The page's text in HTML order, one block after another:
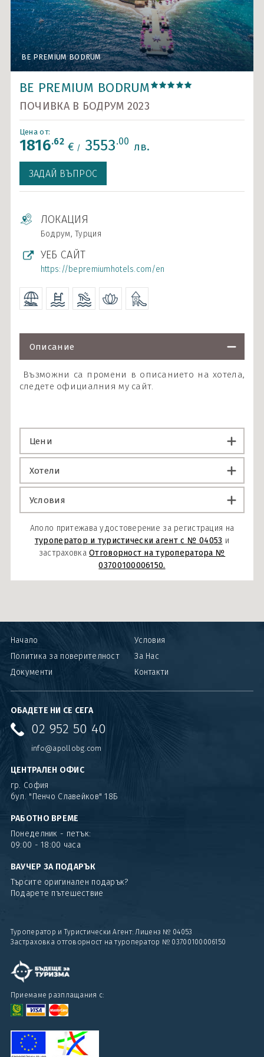
Карибски острови и САЩ
Ла Манш
Норвежки фиорди
Средиземно море
Южна Америка
Индивидуални круизи
BE PREMIUM BODRUM
BE PREMIUM BODRUM
BE PREMIUM BODRUM
ПОЧИВКА В БОДРУМ 2023
ЗАДАЙ ВЪПРОС
Цена от:
1816.62 € / 3553.00 лв.
ЛОКАЦИЯ
Бодрум, Турция
УЕБ САЙТ
https://bepremiumhotels.com/en
Описание
Възможни са промени в описанието на хотела,
следете официалния му сайт.
Цени
Хотели
Условия
Аполо притежава удостоверение за регистрация на
туроператор и туристически агент с № 04053 и
застраховкаОтговорност на туроператора №
03700100006150.
Начало
Условия
Политика за поверителност
За Нас
Документи
Контакти
ОБАДЕТЕ НИ СЕ СЕГА
02 952 50 40
info@apollobg.com
ЦЕНТРАЛЕН ОФИС
гр. София
бул. "Пенчо Славейков" 18Б
РАБОТНО ВРЕМЕ
Понеделник - петък:
09:00 - 18:00 часа
ВАУЧЕР ЗА ПОДАРЪК
Търсите оригинален подарък?
Подарете пътешествие
Туроператор и Туристически Агент: Лиценз № 04053
Застраховка отговорност на туроператор № 03700100006150
Приемаме разплащания с: